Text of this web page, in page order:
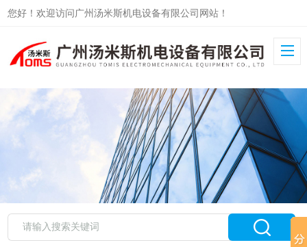
您好！欢迎访问广州汤米斯机电设备有限公司网站！